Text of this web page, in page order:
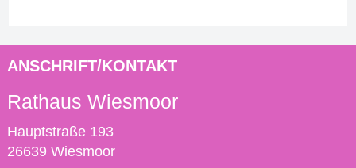
ANSCHRIFT/KONTAKT
Rathaus Wiesmoor
Hauptstraße 193
26639 Wiesmoor